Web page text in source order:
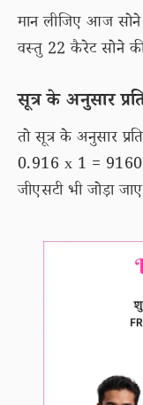
मान लीजिए आज
वस्तु 22 कैरेट सोने
सूत्र के अनुसार
तो सूत्र के अनुसार
0.916 x 1 = 9160
जीएसटी भी जोड़ा